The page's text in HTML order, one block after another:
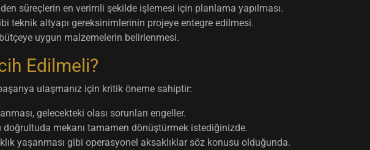
süreçlerin en verimli şekilde işlemesi için planlama yapılması.
teknik altyapı gereksinimlerinin projeye entegre edilmesi.
uygun malzemelerin belirlenmesi.
Edilmeli?
ulaşmanız için kritik öneme sahiptir:
gelecekteki olası sorunları engeller.
doğrultuda mekanı tamamen dönüştürmek istediğinizde.
yaşanması gibi operasyonel aksaklıklar söz konusu olduğunda.